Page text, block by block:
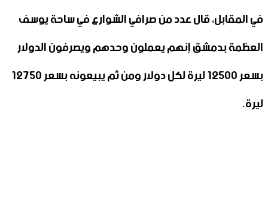
في المقابل، قال عدد من صرافي الشوارع في ساحة يوسف
العظمة بدمشق إنهم يعملون وحدهم ويصرفون الدولار
بسعر 12500 ليرة لكل دولار ومن ثم يبيعونه بسعر 12750
ليرة.